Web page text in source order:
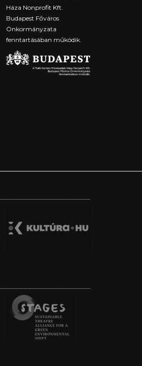
Háza Nonprofit Kft.
Budapest Főváros
Önkormányzata
fenntartásában működik.